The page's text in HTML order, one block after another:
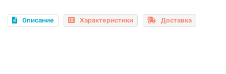
Описание Характеристики Доставка